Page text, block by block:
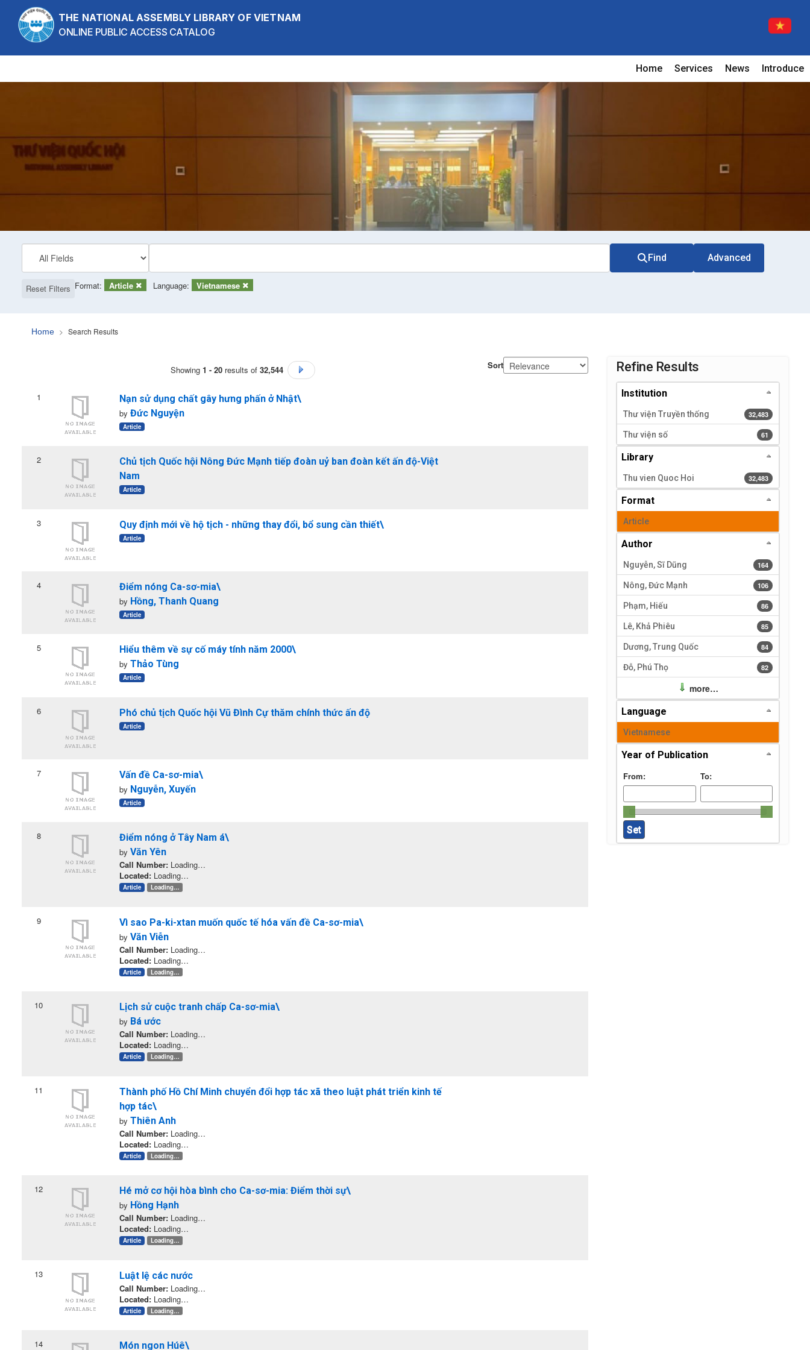
Showing1 - 20
Skip to content
THE NATIONAL ASSEMBLY LIBRARY OF VIETNAM
ONLINE PUBLIC ACCESS CATALOG
Home Services News Introduce
Find Advanced
Page will reload when a filter is removed.
Reset Filters Applied Filters:
Format: Remove Filter
Article Language: Remove Filter
Vietnamese
Home Search Results
Showing 1 - 20results of 32,544 Go to Next Page Sort
1
Nạn sử dụng chất gây hưng phấn ở Nhật\
by Đức Nguyện
Article
2
Chủ tịch Quốc hội Nông Đức Mạnh tiếp đoàn uỷ ban đoàn kết ấn độ-Việt
Nam
Article
3 Quy định mới về hộ tịch - những thay đổi, bổ sung cần thiết\
Article
4
Điểm nóng Ca-sơ-mia\
by Hồng, Thanh Quang
Article
5
Hiểu thêm về sự cố máy tính năm 2000\
by Thảo Tùng
Article
6 Phó chủ tịch Quốc hội Vũ Đình Cự thăm chính thức ấn độ
Article
7
Vấn đề Ca-sơ-mia\
by Nguyễn, Xuyến
Article
8
Điểm nóng ở Tây Nam á\
by Văn Yên
Call Number: Loading…
Located: Loading…
Article Loading…
9
Vì sao Pa-ki-xtan muốn quốc tế hóa vấn đề Ca-sơ-mia\
by Văn Viễn
Call Number: Loading…
Located: Loading…
Article Loading…
10
Lịch sử cuộc tranh chấp Ca-sơ-mia\
by Bá ước
Call Number: Loading…
Located: Loading…
Article Loading…
11
Thành phố Hồ Chí Minh chuyển đổi hợp tác xã theo luật phát triển kinh tế
hợp tác\
by Thiên Anh
Call Number: Loading…
Located: Loading…
Article Loading…
12
Hé mở cơ hội hòa bình cho Ca-sơ-mia: Điểm thời sự\
by Hồng Hạnh
Call Number: Loading…
Located: Loading…
Article Loading…
13
Luật lệ các nước
Call Number: Loading…
Located: Loading…
Article Loading…
14
Món ngon Húê\
Refine Results
Page will reload when a filter is selected or excluded.
Institution
Thư viện Truyền thống 32,483 results
32,483
Thư viện số 61 results
61
Library
Thu vien Quoc Hoi 32,483 results
32,483
Format
Article
Author
Nguyễn, Sĩ Dũng 164 results
164
Nông, Đức Mạnh 106 results
106
Phạm, Hiếu 86 results
86
Lê, Khả Phiêu 85 results
85
Dương, Trung Quốc 84 results
84
Đỗ, Phú Thọ 82 results
82
more…
Language
Vietnamese
Year of Publication
From:
To: